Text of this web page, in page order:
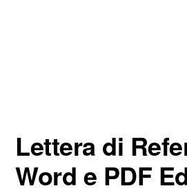
Lettera di
Word e PDF